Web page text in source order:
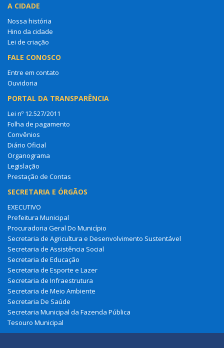
A CIDADE
Nossa história
Hino da cidade
Lei de criação
FALE CONOSCO
Entre em contato
Ouvidoria
PORTAL DA TRANSPARÊNCIA
Lei nº 12.527/2011
Folha de pagamento
Convênios
Diário Oficial
Organograma
Legislação
Prestação de Contas
SECRETARIA E ÓRGÃOS
EXECUTIVO
Prefeitura Municipal
Procuradoria Geral Do Município
Secretaria de Agricultura e Desenvolvimento Sustentável
Secretaria de Assistência Social
Secretaria de Educação
Secretaria de Esporte e Lazer
Secretaria de Infraestrutura
Secretaria de Meio Ambiente
Secretaria De Saúde
Secretaria Municipal da Fazenda Pública
Tesouro Municipal